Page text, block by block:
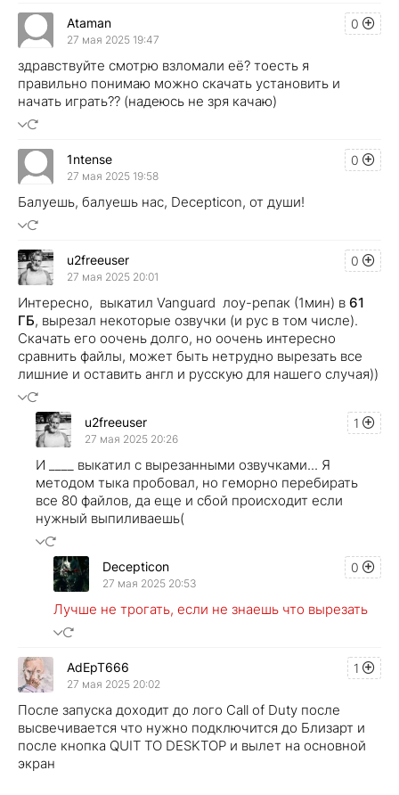
0
Ataman
27 мая 2025 19:47
здравствуйте смотрю взломали её? тоесть я
правильно понимаю можно скачать установить и
начать играть?? (надеюсь не зря качаю)
0
1ntense
27 мая 2025 19:58
Балуешь, балуешь нас, Decepticon, от души!
0
u2freeuser
27 мая 2025 20:01
Интересно, выкатил Vanguard лоу-репак (1мин) в 61
ГБ, вырезал некоторые озвучки (и рус в том числе).
Скачать его оочень долго, но оочень интересно
сравнить файлы, может быть нетрудно вырезать все
лишние и оставить англ и русскую для нашего случая))
1
u2freeuser
27 мая 2025 20:26
И ____ выкатил с вырезанными озвучками... Я
методом тыка пробовал, но геморно перебирать
все 80 файлов, да еще и сбой происходит если
нужный выпиливаешь(
0
Decepticon
27 мая 2025 20:53
Лучше не трогать, если не знаешь что вырезать
1
AdEpT666
27 мая 2025 20:02
После запуска доходит до лого Call of Duty после
высвечивается что нужно подключится до Близарт и
после кнопка QUIT TO DESKTOP и вылет на основной
экран